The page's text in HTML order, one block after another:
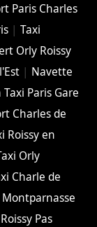
Paris Charles
|Taxi
Orly Roissy
| Navette
Paris Gare
Charles de
Roissy en
Orly
Charle de
Montparnasse
Pas